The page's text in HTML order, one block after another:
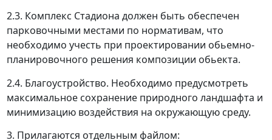
2.3. Комплекс Стадиона должен быть обеспечен
парковочными местами по нормативам, что
необходимо учесть при проектировании обьемно-
планировочного решения композиции обьекта.
2.4. Благоустройство. Необходимо предусмотреть
максимальное сохранение природного ландшафта и
минимизацию воздействия на окружающую среду.
3. Прилагаются отдельным файлом: